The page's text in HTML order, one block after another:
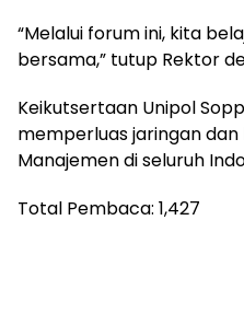
“Melalui forum ini, kita
bersama,” tutup Rektor
Keikutsertaan Unipol
memperluas jaringan
Manajemen di seluruh
Total Pembaca: 1,427